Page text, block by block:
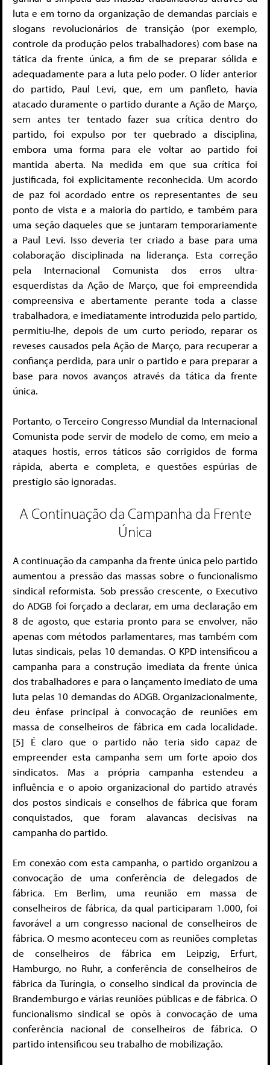
luta e em torno da organização de demandas parciais e
slogans revolucionários de transição (por exemplo,
controle da produção pelos trabalhadores) com base na
tática da frente única, a fim de se preparar sólida e
adequadamente para a luta pelo poder. O líder anterior
do partido, Paul Levi, que, em um panfleto, havia
atacado duramente o partido durante a Ação de Março,
sem antes ter tentado fazer sua crítica dentro do
partido, foi expulso por ter quebrado a disciplina,
embora uma forma para ele voltar ao partido foi
mantida aberta. Na medida em que sua crítica foi
justificada, foi explicitamente reconhecida. Um acordo
de paz foi acordado entre os representantes de seu
ponto de vista e a maioria do partido, e também para
uma seção daqueles que se juntaram temporariamente
a Paul Levi. Isso deveria ter criado a base para uma
colaboração disciplinada na liderança. Esta correção
pela Internacional Comunista dos erros ultra-
esquerdistas da Ação de Março, que foi empreendida
compreensiva e abertamente perante toda a classe
trabalhadora, e imediatamente introduzida pelo partido,
permitiu-lhe, depois de um curto período, reparar os
reveses causados pela Ação de Março, para recuperar a
confiança perdida, para unir o partido e para preparar a
base para novos avanços através da tática da frente
única.
Portanto, o Terceiro Congresso Mundial da Internacional
Comunista pode servir de modelo de como, em meio a
ataques hostis, erros táticos são corrigidos de forma
rápida, aberta e completa, e questões espúrias de
prestígio são ignoradas.
A Continuação da Campanha da Frente
Única
A continuação da campanha da frente única pelo partido
aumentou a pressão das massas sobre o funcionalismo
sindical reformista. Sob pressão crescente, o Executivo
do ADGB foi forçado a declarar, em uma declaração em
8 de agosto, que estaria pronto para se envolver, não
apenas com métodos parlamentares, mas também com
lutas sindicais, pelas 10 demandas. O KPD intensificou a
campanha para a construção imediata da frente única
dos trabalhadores e para o lançamento imediato de uma
luta pelas 10 demandas do ADGB. Organizacionalmente,
deu ênfase principal à convocação de reuniões em
massa de conselheiros de fábrica em cada localidade.
[5] É claro que o partido não teria sido capaz de
empreender esta campanha sem um forte apoio dos
sindicatos. Mas a própria campanha estendeu a
influência e o apoio organizacional do partido através
dos postos sindicais e conselhos de fábrica que foram
conquistados, que foram alavancas decisivas na
campanha do partido.
Em conexão com esta campanha, o partido organizou a
convocação de uma conferência de delegados de
fábrica. Em Berlim, uma reunião em massa de
conselheiros de fábrica, da qual participaram 1.000, foi
favorável a um congresso nacional de conselheiros de
fábrica. O mesmo aconteceu com as reuniões completas
de conselheiros de fábrica em Leipzig, Erfurt,
Hamburgo, no Ruhr, a conferência de conselheiros de
fábrica da Turíngia, o conselho sindical da província de
Brandemburgo e várias reuniões públicas e de fábrica. O
funcionalismo sindical se opôs à convocação de uma
conferência nacional de conselheiros de fábrica. O
partido intensificou seu trabalho de mobilização.